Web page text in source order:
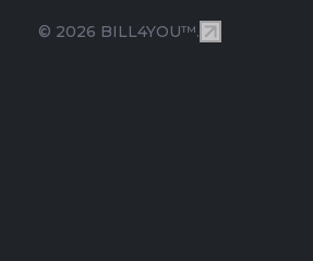
© 2026 BILL4YOU™.